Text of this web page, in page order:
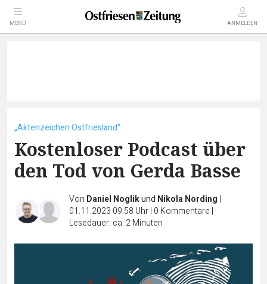
MENÜ ANMELDEN
„Aktenzeichen Ostfriesland“
Kostenloser Podcast über
den Tod von Gerda Basse
Von Daniel Noglikund Nikola Nording |
01.11.2023 09:58 Uhr| 0 Kommentare |
Lesedauer: ca. 2 Minuten